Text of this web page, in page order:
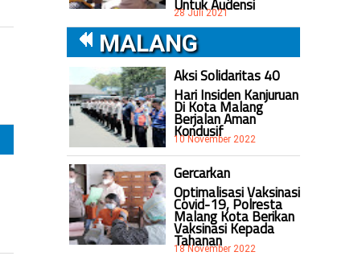
28 Juli 2021
MALANG
Aksi Solidaritas 40
Hari Insiden Kanjuruan
Di Kota Malang
Berjalan Aman
Kondusif
10 November 2022
Gercarkan
Optimalisasi Vaksinasi
Covid-19, Polresta
Malang Kota Berikan
Vaksinasi Kepada
Tahanan
18 November 2022